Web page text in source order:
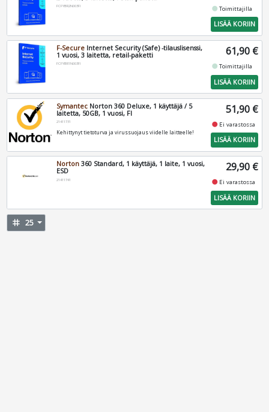
FCFYBR2N003FI fiber_manual_recordToimittajilla
LISÄÄ KORIIN
F-Secure Internet Security (Safe) -tilauslisenssi,
1 vuosi, 3 laitetta, retail-paketti
FCFYBR1N003FI
61,90 €
fiber_manual_recordToimittajilla
LISÄÄ KORIIN
Symantec Norton 360 Deluxe, 1 käyttäjä / 5
laitetta, 50GB, 1 vuosi, FI
21411731
Kehittynyt tietoturva ja virussuojaus viidelle laitteelle!
51,90 €
fiber_manual_record Ei varastossa
LISÄÄ KORIIN
Norton 360 Standard, 1 käyttäjä, 1 laite, 1 vuosi,
ESD
21411741
29,90 €
fiber_manual_record Ei varastossa
LISÄÄ KORIIN
tag 25